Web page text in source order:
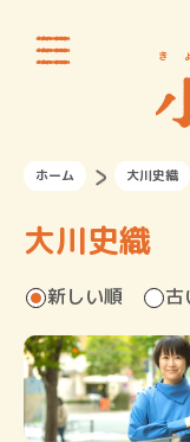
ホーム 大川史織
大川史織
新しい順 古